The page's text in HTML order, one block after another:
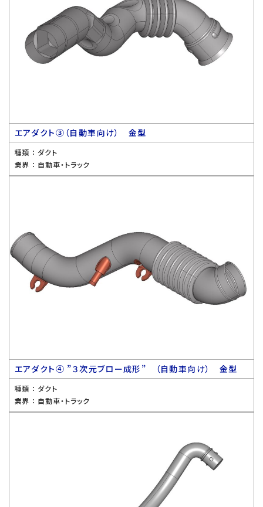
エアダクト③（自動車向け） 金型
種類 ： ダクト
業界 ： 自動車・トラック
エアダクト④ ”３次元ブロー成形” （自動車向け） 金型
種類 ： ダクト
業界 ： 自動車・トラック